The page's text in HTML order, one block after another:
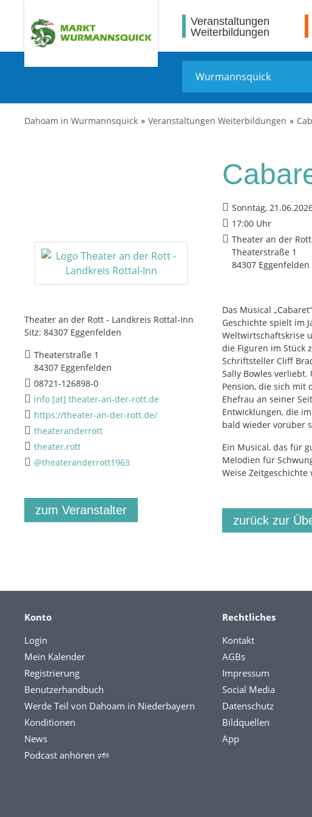
Veranstaltungen
Weiterbildungen
Dahoam in Wurmannsquick Veranstaltungen Weiterbildungen
Theater an der Rott - Landkreis Rottal-Inn
Sitz: 84307 Eggenfelden
Theaterstraße 1
84307 Eggenfelden
08721-126898-0
info [at] theater-an-der-rott.de
https://theater-an-der-rott.de/
theateranderrott
theater.rott
@theateranderrott1963
zum Veranstalter
Sonntag,
17:00 Uhr
Theater an der Rott
Theaterstraße 1
84307 Eggenfelden
Das Musical
Geschichte spielt im
Weltwirtschaftskrise
die Figuren im Stück
Schriftsteller Cliff
Sally Bowles
Pension, die sich mit
Ehefrau an seiner
Entwicklungen, die
bald wieder vorüber
Ein Musical, das für
Melodien für
Weise Zeitgeschichte
zurück zur
Konto
Login
Mein Kalender
Registrierung
Benutzerhandbuch
Werde Teil von Dahoam in Niederbayern
Konditionen
News
Podcast anhören 🕬
Rechtliches
Kontakt
AGBs
Impressum
Social Media
Datenschutz
Bildquellen
App